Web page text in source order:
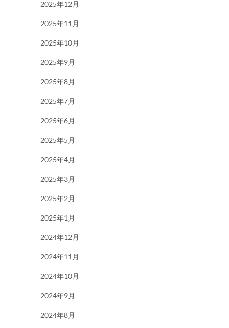
2025年12月
2025年11月
2025年10月
2025年9月
2025年8月
2025年7月
2025年6月
2025年5月
2025年4月
2025年3月
2025年2月
2025年1月
2024年12月
2024年11月
2024年10月
2024年9月
2024年8月